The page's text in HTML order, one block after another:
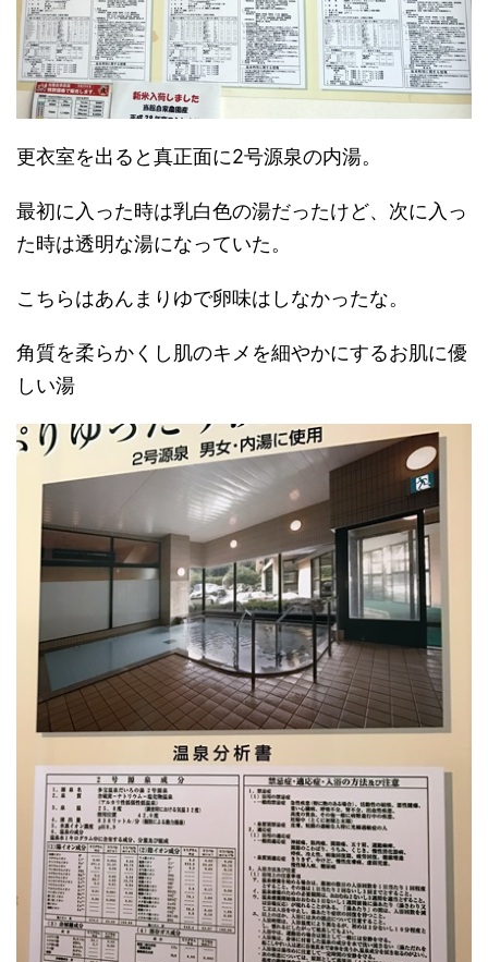
更衣室を出ると真正面に2号源泉の内湯。
最初に入った時は乳白色の湯だったけど、次に入っ
た時は透明な湯になっていた。
こちらはあんまりゆで卵味はしなかったな。
角質を柔らかくし肌のキメを細やかにするお肌に優
しい湯